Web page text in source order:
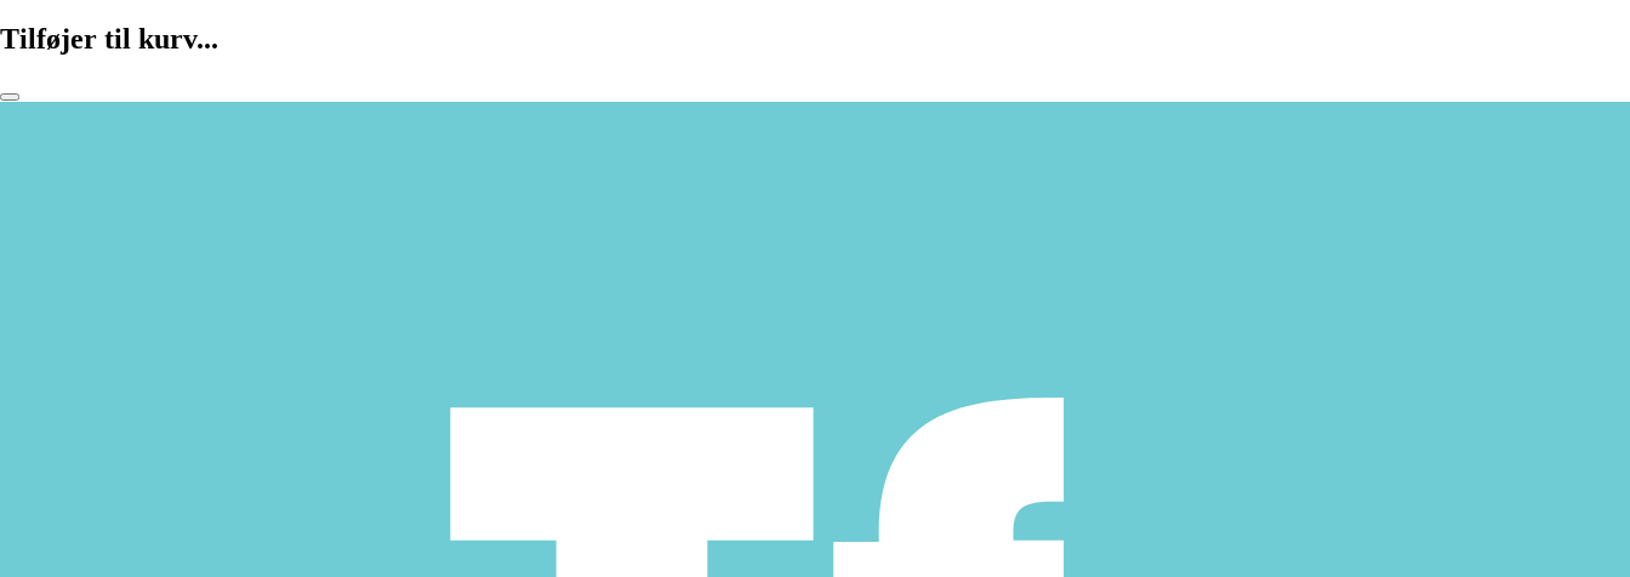
Tilføjer til kurv...